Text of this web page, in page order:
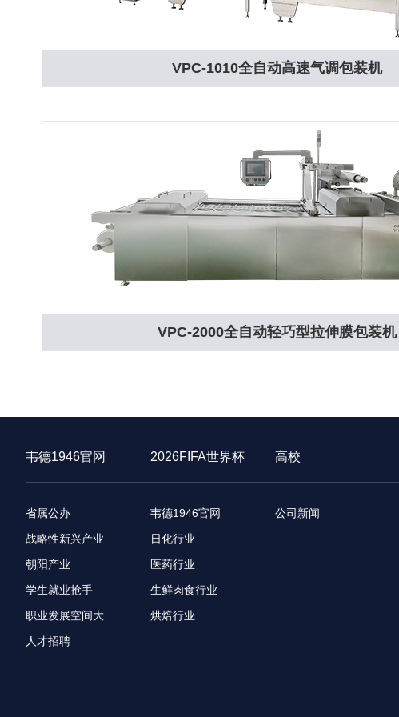
VPC-1010全自动高速气调包装机
VPC-2000全自动轻巧型拉伸膜包装机
韦德1946官网
省属公办
战略性新兴产业
朝阳产业
学生就业抢手
职业发展空间大
人才招聘
2026FIFA世界杯
韦德1946官网
日化行业
医药行业
生鲜肉食行业
烘焙行业
高校
公司新闻